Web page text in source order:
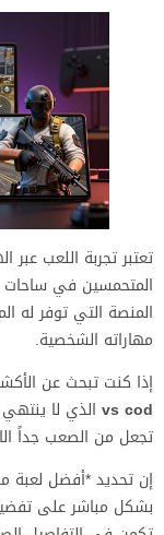
تعتبر تجربة اللعب عبر
المتحمسين في ساحات
المنصة التي توفر له
مهاراته الشخصية.
إذا كنت تبحث عن
vs cod الذي لا
تجعل من الصعب جداً
إن تحديد *أفضل لعبة
بشكل مباشر على